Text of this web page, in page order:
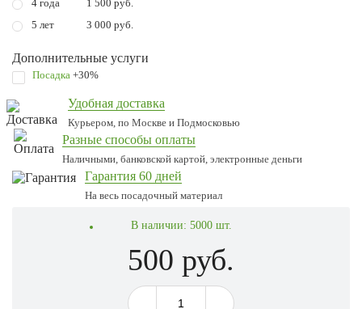
4 года
1 500 руб.
5 лет
3 000 руб.
Дополнительные услуги
Посадка +30%
Удобная доставка
Курьером, по Москве и Подмосковью
Разные способы оплаты
Наличными, банковской картой, электронные деньги
Гарантия 60 дней
На весь посадочный материал
В наличии: 5000 шт.
500 руб.